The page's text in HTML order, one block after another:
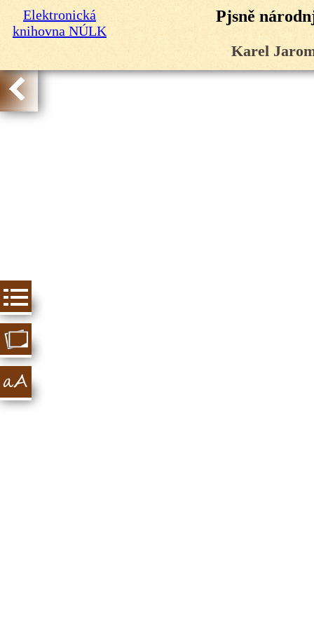
Elektronická
knihovna NÚLK
Pjsně
Karel